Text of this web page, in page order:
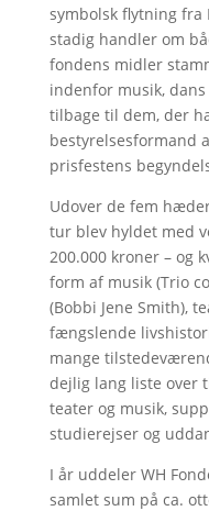
symbolsk flytning fra
stadig handler om
fondens midler
indenfor musik,
tilbage til dem, der
bestyrelsesformand
prisfestens
Udover de fem
tur blev hyldet med
200.000 kroner – og
form af musik (Trio
(Bobbi Jene Smith),
fængslende
mange
dejlig lang liste over
teater og musik,
studierejser og
I år uddeler WH
samlet sum på ca.